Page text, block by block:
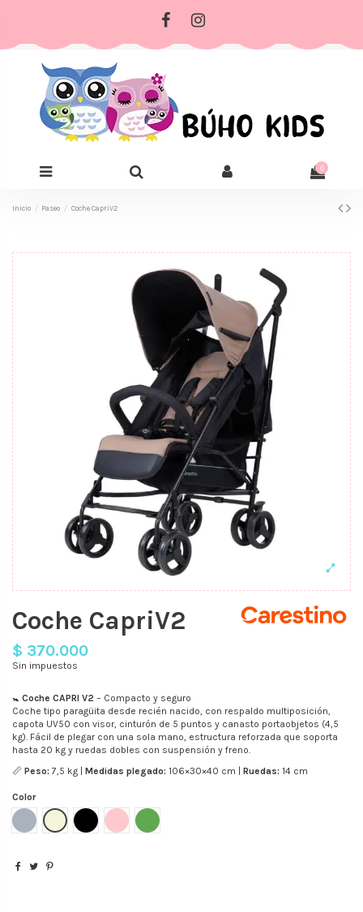
0
Inicio Paseo Coche CapriV2
Coche CapriV2
$ 370.000
Sin impuestos
🚼 Coche CAPRI V2 – Compacto y seguro
Coche tipo paragüita desde recién nacido, con respaldo multiposición,
capota UV50 con visor, cinturón de 5 puntos y canasto portaobjetos (4,5
kg). Fácil de plegar con una sola mano, estructura reforzada que soporta
hasta 20 kg y ruedas dobles con suspensión y freno.
📏 Peso: 7,5 kg | Medidas plegado: 106×30×40 cm | Ruedas: 14 cm
Color
Gris
Beige Negro Rosa Verde Limon